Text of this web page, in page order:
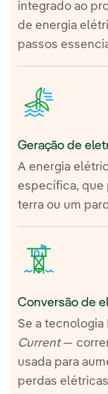
integrado ao
de energia
passos
Geração de
A energia
específica, que
terra ou um
Conversão de
Se a tecnologia
Current—
usada para
perdas